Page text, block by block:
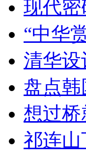
现代
“中华
清华
盘点韩
想过桥
祁连